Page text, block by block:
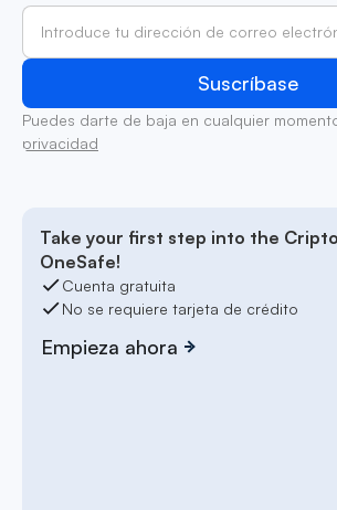
Puedes darte de baja en cualquier
privacidad
Take your first step into the
OneSafe!
Cuenta gratuita
No se requiere tarjeta de crédito
Empieza ahora